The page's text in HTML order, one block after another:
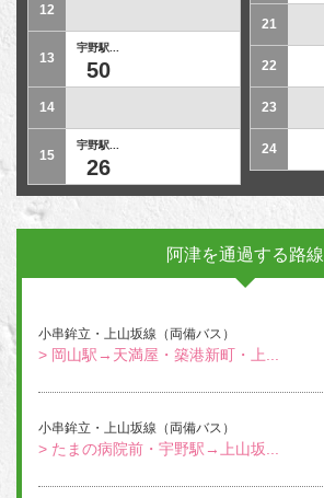
12
13
宇野駅...
50
14
15
宇野駅...
26
21
22
23
24
阿津を通過する路線
小串鉾立・上山坂線（両備バス）
> 岡山駅→天満屋・築港新町・上...
小串鉾立・上山坂線（両備バス）
> たまの病院前・宇野駅→上山坂...